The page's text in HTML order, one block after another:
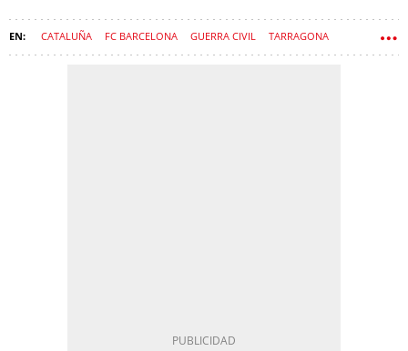
CATALUÑA FC BARCELONA GUERRA CIVIL TARRAGONA